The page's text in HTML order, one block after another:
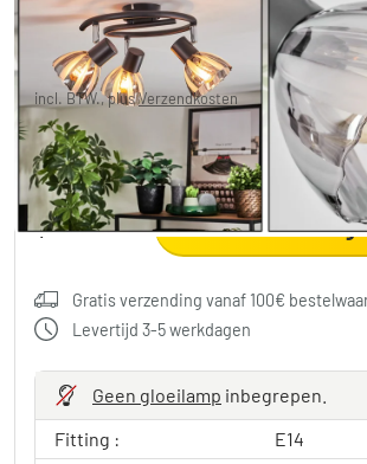
-25% € 59,99
Je redt€ 20,00 Adviesprijs: € 79,99
incl. BTW., plusVerzendkosten
10% BESPAREN : Code: LIGHT
in
Gratis verzending vanaf 100€
Levertijd 3-5 werkdagen
Geen gloeilamp inbegrepen.
Fitting :
E14